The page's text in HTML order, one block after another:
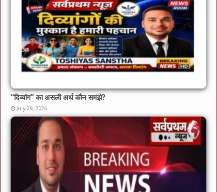
“दिव्यांग” का असली अर्थ कौन समझे?
July 29, 2026